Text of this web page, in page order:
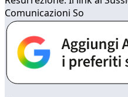
Comunicazioni So